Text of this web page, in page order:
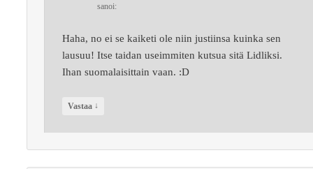
sanoi:
Haha, no ei se kaiketi ole niin justiinsa kuinka sen
lausuu! Itse taidan useimmiten kutsua sitä Lidliksi.
Ihan suomalaisittain vaan. :D
Vastaa ↓